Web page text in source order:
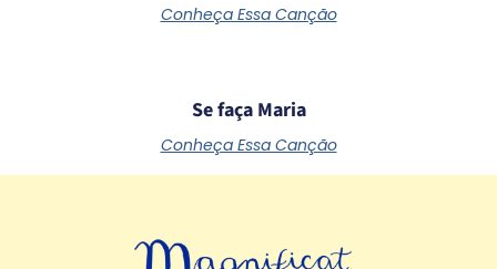
Conheça Essa Canção
Se faça Maria
Conheça Essa Canção